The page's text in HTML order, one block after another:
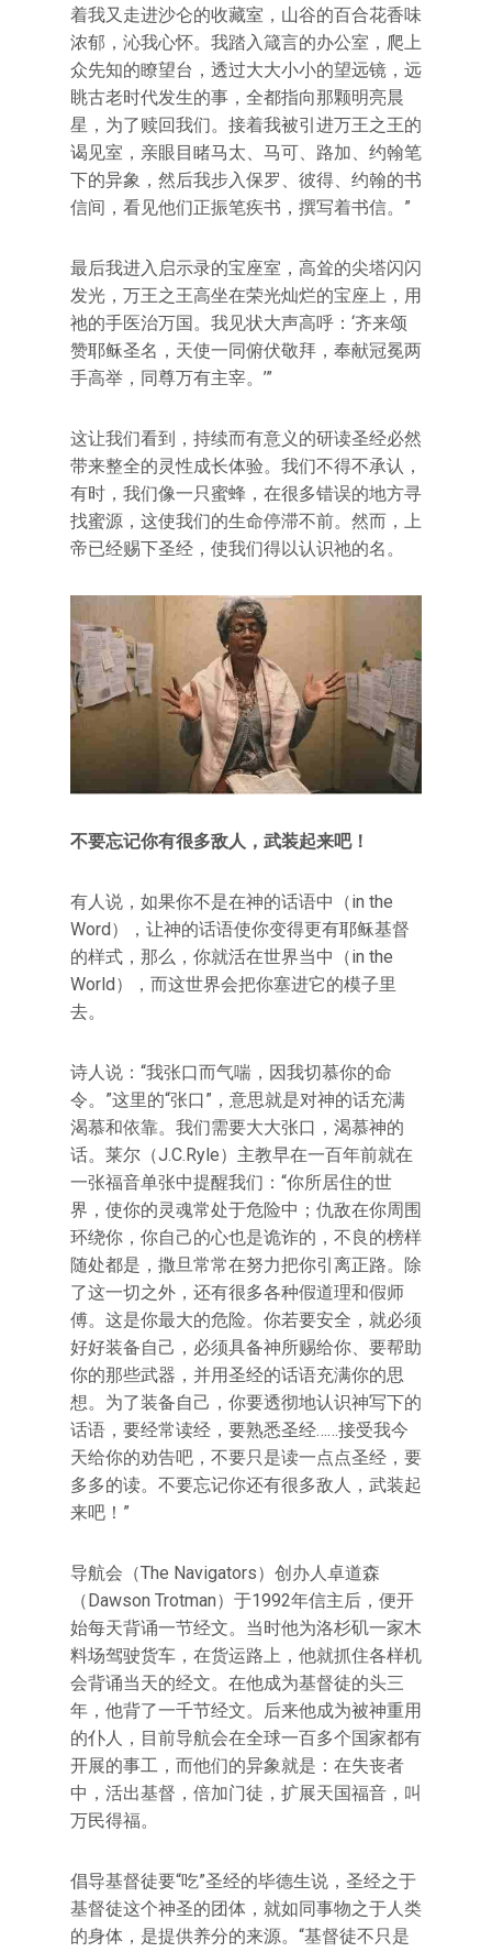
着我又走进沙仑的收藏室，山谷的百合花香味
浓郁，沁我心怀。我踏入箴言的办公室，爬上
众先知的瞭望台，透过大大小小的望远镜，远
眺古老时代发生的事，全都指向那颗明亮晨
星，为了赎回我们。接着我被引进万王之王的
谒见室，亲眼目睹马太、马可、路加、约翰笔
下的异象，然后我步入保罗、彼得、约翰的书
信间，看见他们正振笔疾书，撰写着书信。”
最后我进入启示录的宝座室，高耸的尖塔闪闪
发光，万王之王高坐在荣光灿烂的宝座上，用
祂的手医治万国。我见状大声高呼：‘齐来颂
赞耶稣圣名，天使一同俯伏敬拜，奉献冠冕两
手高举，同尊万有主宰。’”
这让我们看到，持续而有意义的研读圣经必然
带来整全的灵性成长体验。我们不得不承认，
有时，我们像一只蜜蜂，在很多错误的地方寻
找蜜源，这使我们的生命停滞不前。然而，上
帝已经赐下圣经，使我们得以认识祂的名。
不要忘记你有很多敌人，武装起来吧！
有人说，如果你不是在神的话语中（in the
Word），让神的话语使你变得更有耶稣基督
的样式，那么，你就活在世界当中（in the
World），而这世界会把你塞进它的模子里
去。
诗人说：“我张口而气喘，因我切慕你的命
令。”这里的“张口”，意思就是对神的话充满
渴慕和依靠。我们需要大大张口，渴慕神的
话。莱尔（J.C.Ryle）主教早在一百年前就在
一张福音单张中提醒我们：“你所居住的世
界，使你的灵魂常处于危险中；仇敌在你周围
环绕你，你自己的心也是诡诈的，不良的榜样
随处都是，撒旦常常在努力把你引离正路。除
了这一切之外，还有很多各种假道理和假师
傅。这是你最大的危险。你若要安全，就必须
好好装备自己，必须具备神所赐给你、要帮助
你的那些武器，并用圣经的话语充满你的思
想。为了装备自己，你要透彻地认识神写下的
话语，要经常读经，要熟悉圣经……接受我今
天给你的劝告吧，不要只是读一点点圣经，要
多多的读。不要忘记你还有很多敌人，武装起
来吧！”
导航会（The Navigators）创办人卓道森
（Dawson Trotman）于1992年信主后，便开
始每天背诵一节经文。当时他为洛杉矶一家木
料场驾驶货车，在货运路上，他就抓住各样机
会背诵当天的经文。在他成为基督徒的头三
年，他背了一千节经文。后来他成为被神重用
的仆人，目前导航会在全球一百多个国家都有
开展的事工，而他们的异象就是：在失丧者
中，活出基督，倍加门徒，扩展天国福音，叫
万民得福。
倡导基督徒要“吃”圣经的毕德生说，圣经之于
基督徒这个神圣的团体，就如同事物之于人类
的身体，是提供养分的来源。“基督徒不只是